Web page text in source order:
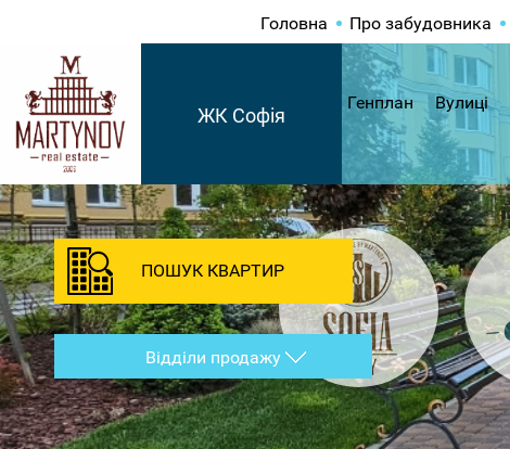
Головна Про забудовника
ЖК Софія
Генплан Вулиці
ПОШУК КВАРТИР
Відділи продажу